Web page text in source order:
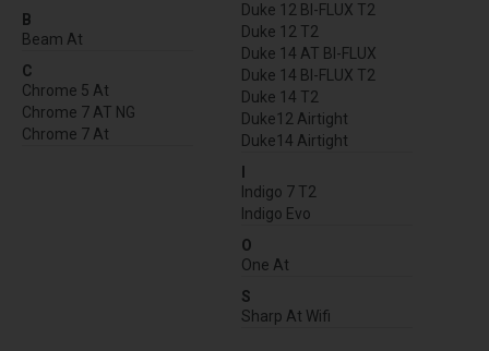
B
Beam At
C
Chrome 5 At
Chrome 7 AT NG
Chrome 7 At
Duke 12 BI-FLUX T2
Duke 12 T2
Duke 14 AT BI-FLUX
Duke 14 BI-FLUX T2
Duke 14 T2
Duke12 Airtight
Duke14 Airtight
Indigo 7 T2
Indigo Evo
O
One At
S
Sharp At Wifi